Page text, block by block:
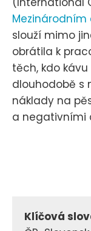
slouží mimo
obrátila k
těch, kdo
dlouhodobě s
náklady na
a negativními
Klíčová